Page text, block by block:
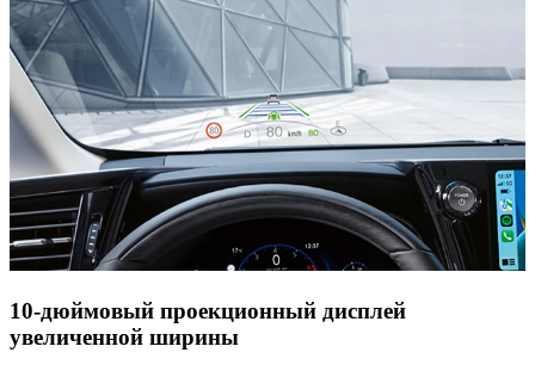
10-дюймовый проекционный дисплей
увеличенной ширины